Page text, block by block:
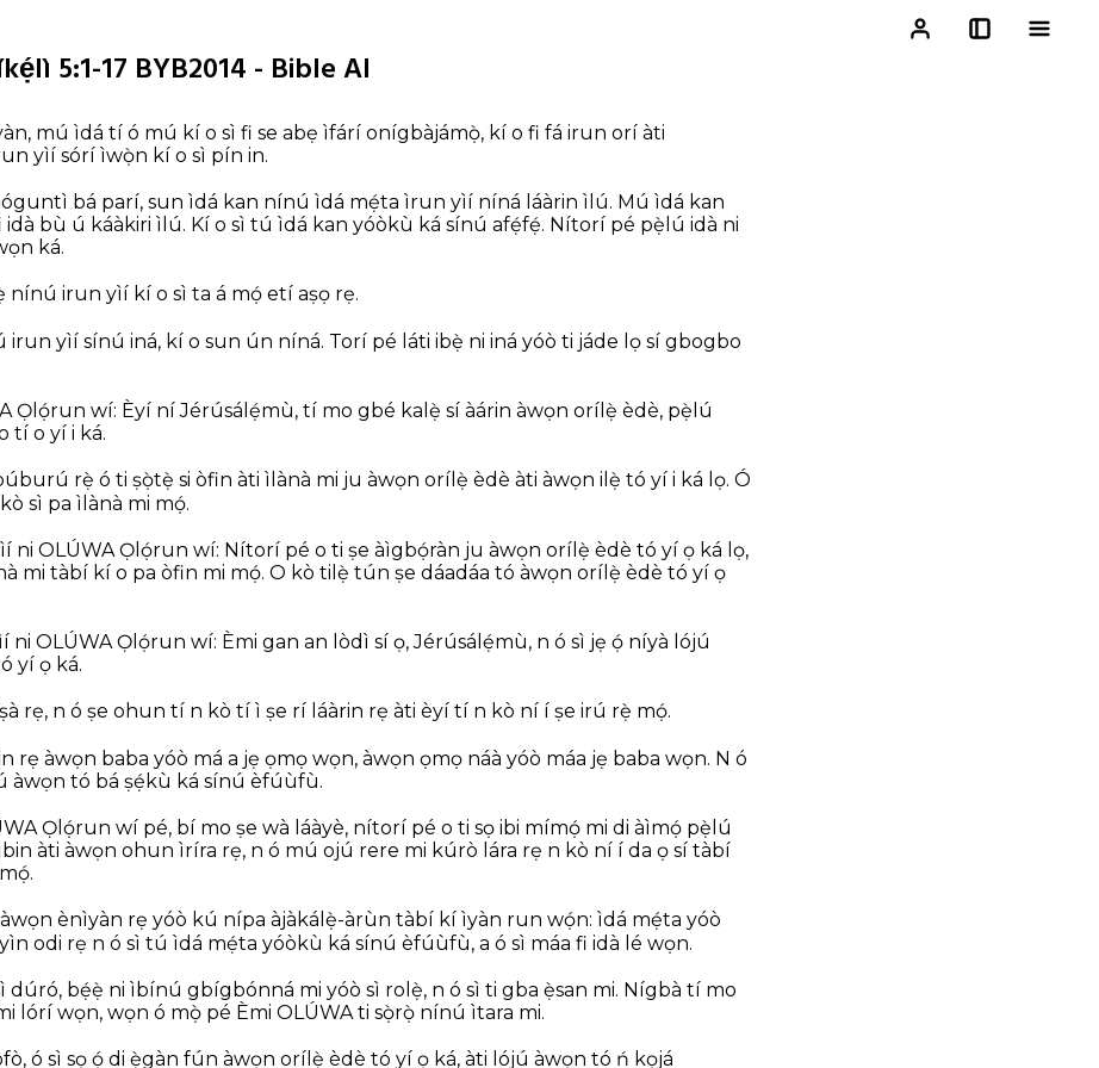
5:1-17 BYB2014 - Bible AI
mú ìdá tí ó mú kí o sì fi se abẹ ìfárí onígbàjámọ̀, kí o fi fá irun orí àti
yìí sórí ìwọ̀n kí o sì pín in.
bá parí, sun ìdá kan nínú ìdá mẹ́ta ìrun yìí níná láàrin ìlú. Mú ìdá kan
bù ú káàkiri ìlú. Kí o sì tú ìdá kan yóòkù ká sínú afẹ́fẹ́. Nítorí pé pẹ̀lú idà ni
ká.
nínú irun yìí kí o sì ta á mọ́ etí aṣọ rẹ.
yìí sínú iná, kí o sun ún níná. Torí pé láti ibẹ̀ ni iná yóò ti jáde lọ sí gbogbo
Ọlọ́run wí: Èyí ní Jérúsálẹ́mù, tí mo gbé kalẹ̀ sí àárin àwọn orílẹ̀ èdè, pẹ̀lú
tí o yí i ká.
rẹ̀ ó ti ṣọ̀tẹ̀ si òfin àti ìlànà mi ju àwọn orílẹ̀ èdè àti àwọn ilẹ̀ tó yí i ká lọ. Ó
sì pa ìlànà mi mọ́.
ni OLÚWA Ọlọ́run wí: Nítorí pé o ti ṣe àìgbọ́ràn ju àwọn orílẹ̀ èdè tó yí ọ ká lọ,
mi tàbí kí o pa òfin mi mọ́. O kò tilẹ̀ tún ṣe dáadáa tó àwọn orílẹ̀ èdè tó yí ọ
ni OLÚWA Ọlọ́run wí: Èmi gan an lòdì sí ọ, Jérúsálẹ́mù, n ó sì jẹ ọ́ níyà lójú
yí ọ ká.
rẹ, n ó ṣe ohun tí n kò tí ì ṣe rí láàrin rẹ àti èyí tí n kò ní í ṣe irú rẹ̀ mọ́.
rẹ àwọn baba yóò má a jẹ ọmọ wọn, àwọn ọmọ náà yóò máa jẹ baba wọn. N ó
àwọn tó bá ṣẹ́kù ká sínú èfúùfù.
Ọlọ́run wí pé, bí mo ṣe wà láàyè, nítorí pé o ti sọ ibi mímọ́ mi di àìmọ́ pẹ̀lú
àti àwọn ohun ìríra rẹ, n ó mú ojú rere mi kúrò lára rẹ n kò ní í da ọ sí tàbí
ènìyàn rẹ yóò kú nípa àjàkálẹ̀-àrùn tàbí kí ìyàn run wọ́n: ìdá mẹ́ta yóò
odi rẹ n ó sì tú ìdá mẹ́ta yóòkù ká sínú èfúùfù, a ó sì máa fi idà lé wọn.
dúró, bẹ́ẹ̀ ni ìbínú gbígbónná mi yóò sì rolẹ̀, n ó sì ti gba ẹ̀san mi. Nígbà tí mo
lórí wọn, wọn ó mọ̀ pé Èmi OLÚWA ti sọ̀rọ̀ nínú ìtara mi.
ó sì sọ ọ́ di ẹ̀gàn fún àwọn orílẹ̀ èdè tó yí ọ ká, àti lójú àwọn tó ń kọjá